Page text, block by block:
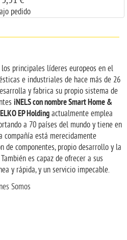
pedido
los principales líderes europeos en el
e industriales de hace más de 26
y fabrica su propio sistema de
iNELS con nombre Smart Home &
ELKO EP Holding actualmente emplea
a 70 países del mundo y tiene en
compañía está merecidamente
de componentes, propio desarrollo y la
es capaz de ofrecer a sus
y rápida, y un servicio impecable.
Somos